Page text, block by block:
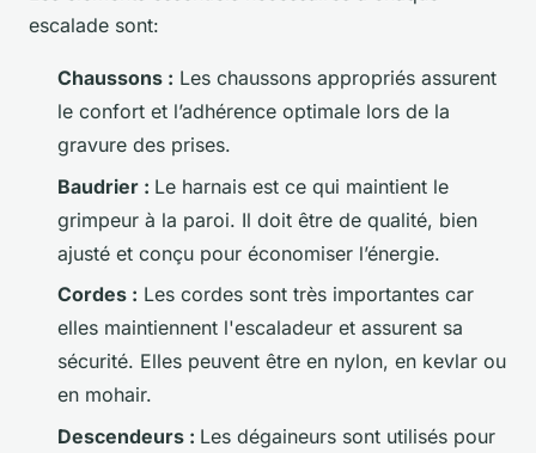
escalade sont:
Chaussons : Les chaussons appropriés assurent
le confort et l’adhérence optimale lors de la
gravure des prises.
Baudrier : Le harnais est ce qui maintient le
grimpeur à la paroi. Il doit être de qualité, bien
ajusté et conçu pour économiser l’énergie.
Cordes : Les cordes sont très importantes car
elles maintiennent l'escaladeur et assurent sa
sécurité. Elles peuvent être en nylon, en kevlar ou
en mohair.
Descendeurs : Les dégaineurs sont utilisés pour